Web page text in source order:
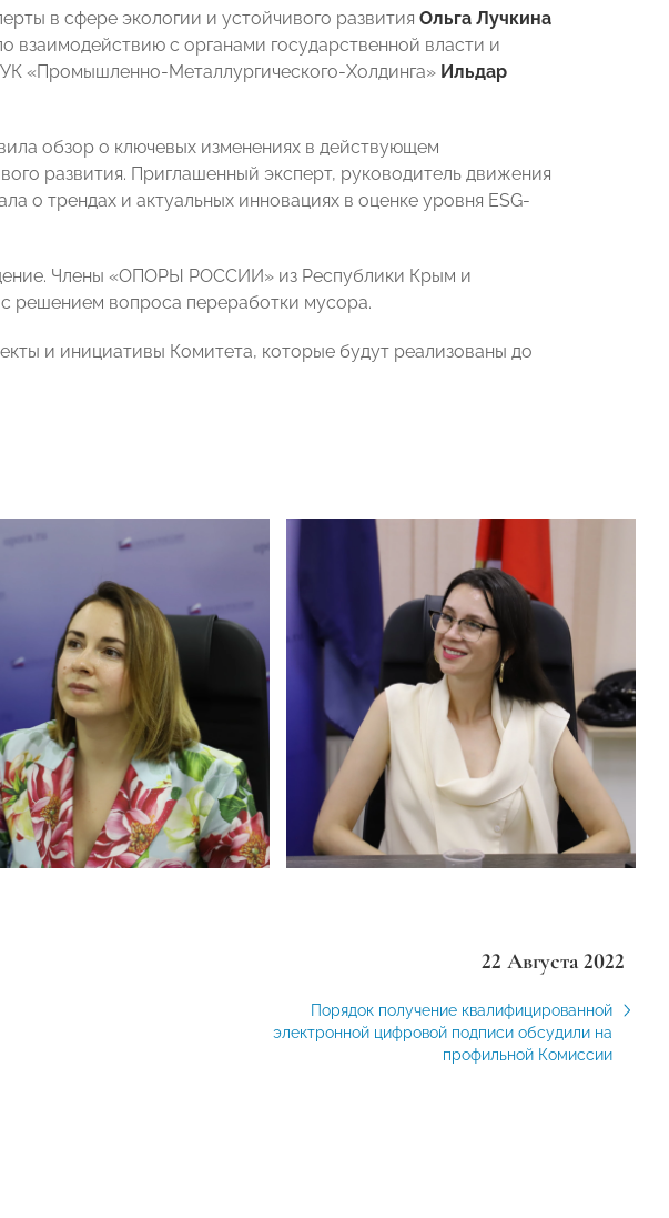
в сфере экологии и устойчивого развития Ольга Лучкина
взаимодействию с органами государственной власти и
«Промышленно-Металлургического-Холдинга» Ильдар
обзор о ключевых изменениях в действующем
развития. Приглашенный эксперт, руководитель движения
о трендах и актуальных инновациях в оценке уровня ESG-
Члены «ОПОРЫ РОССИИ» из Республики Крым и
решением вопроса переработки мусора.
и инициативы Комитета, которые будут реализованы до
22 Августа 2022
Порядок получение квалифицированной
электронной цифровой подписи обсудили на
профильной Комиссии